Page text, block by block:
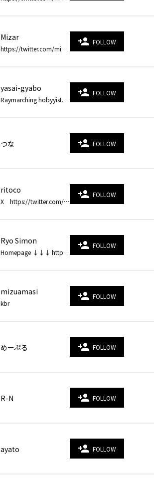
Mizar
https://twitter.com/mizarjp https://twitter.com/mizar_game
person_add FOLLOW
yasai-gyabo
Raymarching hobyyist.
person_add FOLLOW
つな person_add FOLLOW
ritoco
X https://twitter.com/t_ritoco
person_add FOLLOW
Ryo Simon
Homepage ↓↓↓ https://ryo-simon-mf.github.io/index.html
person_add FOLLOW
mizuamasi
kbr
person_add FOLLOW
めーぷる person_add FOLLOW
R-N person_add FOLLOW
ayato person_add FOLLOW